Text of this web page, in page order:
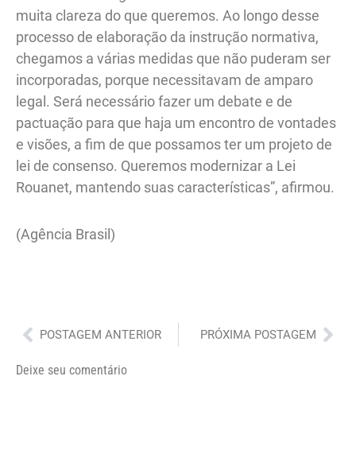
muita clareza do que queremos. Ao longo desse
processo de elaboração da instrução normativa,
chegamos a várias medidas que não puderam ser
incorporadas, porque necessitavam de amparo
legal. Será necessário fazer um debate e de
pactuação para que haja um encontro de vontades
e visões, a fim de que possamos ter um projeto de
lei de consenso. Queremos modernizar a Lei
Rouanet, mantendo suas características”, afirmou.
(Agência Brasil)
Anterior
POSTAGEM ANTERIOR PRÓXIMA POSTAGEM
Deixe seu comentário